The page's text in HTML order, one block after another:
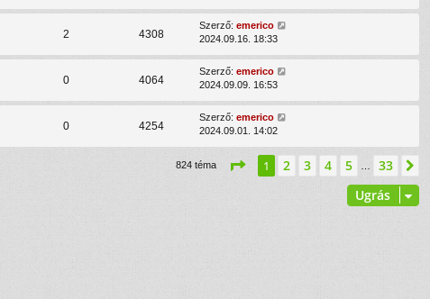
2 4308
Szerző: emerico
2024.09.16. 18:33
0 4064
Szerző: emerico
2024.09.09. 16:53
0 4254
Szerző: emerico
2024.09.01. 14:02
824 téma Oldal:1 /33
1 2 3 4 5 33
Ugrás